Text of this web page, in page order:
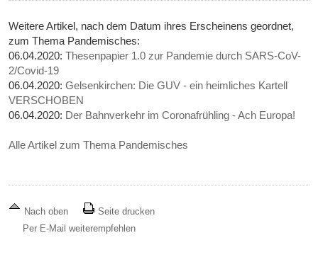
Weitere Artikel, nach dem Datum ihres Erscheinens geordnet,
zum Thema Pandemisches:
06.04.2020:Thesenpapier 1.0 zur Pandemie durch SARS-CoV-
2/Covid-19
06.04.2020:Gelsenkirchen: Die GUV - ein heimliches Kartell
VERSCHOBEN
06.04.2020: Der Bahnverkehr im Coronafrühling - Ach Europa!
Alle Artikel zum Thema Pandemisches
Nach oben
Seite drucken
Per E-Mail weiterempfehlen